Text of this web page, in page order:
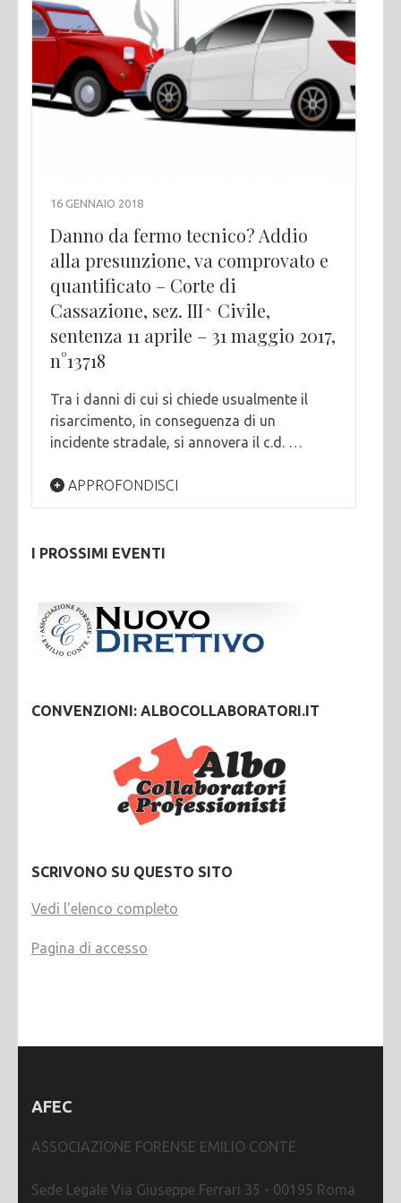
16 GENNAIO 2018
Danno da fermo tecnico? Addio
alla presunzione, va comprovato e
quantificato – Corte di
Cassazione, sez. III^ Civile,
sentenza 11 aprile – 31 maggio 2017,
n°13718
Tra i danni di cui si chiede usualmente il
risarcimento, in conseguenza di un
incidente stradale, si annovera il c.d. …
APPROFONDISCI
I PROSSIMI EVENTI
CONVENZIONI: ALBOCOLLABORATORI.IT
SCRIVONO SU QUESTO SITO
Vedi l'elenco completo
Pagina di accesso
AFEC
ASSOCIAZIONE FORENSE EMILIO CONTE
Sede Legale Via Giuseppe Ferrari 35 - 00195 Roma